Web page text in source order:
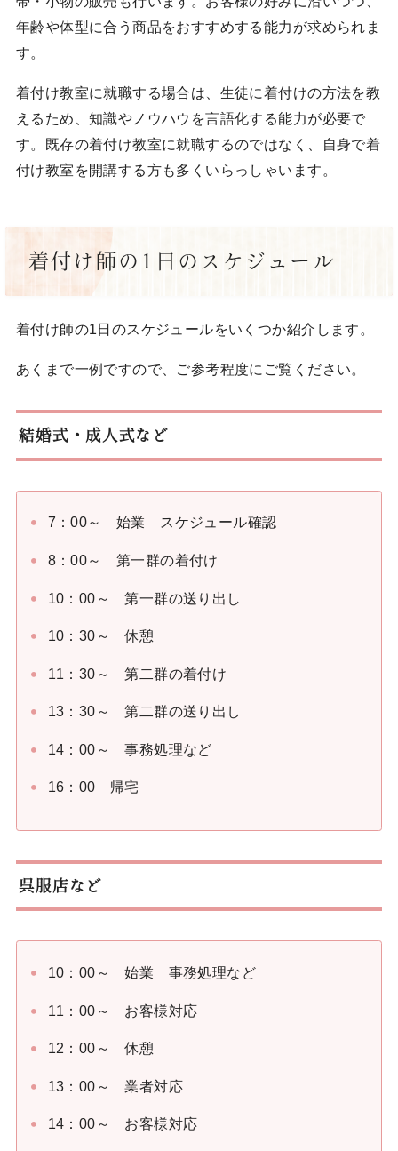
年齢や体型に合う商品をおすすめする能力が求められま
す。
着付け教室に就職する場合は、生徒に着付けの方法を教
えるため、知識やノウハウを言語化する能力が必要で
す。既存の着付け教室に就職するのではなく、自身で着
付け教室を開講する方も多くいらっしゃいます。
着付け師の1日のスケジュール
着付け師の1日のスケジュールをいくつか紹介します。
あくまで一例ですので、ご参考程度にご覧ください。
結婚式・成人式など
7：00～ 始業 スケジュール確認
8：00～ 第一群の着付け
10：00～ 第一群の送り出し
10：30～ 休憩
11：30～ 第二群の着付け
13：30～ 第二群の送り出し
14：00～ 事務処理など
16：00 帰宅
呉服店など
10：00～ 始業 事務処理など
11：00～ お客様対応
12：00～ 休憩
13：00～ 業者対応
14：00～ お客様対応